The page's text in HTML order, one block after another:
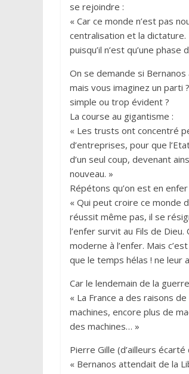
se rejoindre :
« Car ce monde n’est pas
centralisation et la dictature.
puisqu’il n’est qu’une
On se demande si
mais vous imaginez un parti
simple ou trop évident ?
La course au gigantisme :
« Les trusts ont concentré
d’entreprises, pour que
d’un seul coup, devenant
nouveau. »
Répétons qu’on est en enfer
« Qui peut croire ce monde
réussit même pas, il se
l’enfer survit au Fils de
moderne à l’enfer. Mais
que le temps hélas ! ne leur
Car le lendemain de la
« La France a des raisons
machines, encore plus de
des machines… »
Pierre Gille (d’ailleurs
« Bernanos attendait de la